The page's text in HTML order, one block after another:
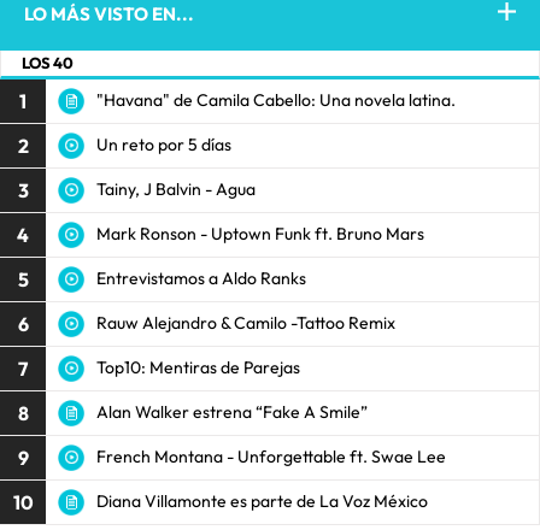
LO MÁS VISTO EN...
LOS 40
1 "Havana" de Camila Cabello: Una novela latina.
2 Un reto por 5 días
3 Tainy, J Balvin - Agua
4 Mark Ronson - Uptown Funk ft. Bruno Mars
5 Entrevistamos a Aldo Ranks
6 Rauw Alejandro & Camilo -Tattoo Remix
7 Top10: Mentiras de Parejas
8 Alan Walker estrena “Fake A Smile”
9 French Montana - Unforgettable ft. Swae Lee
10 Diana Villamonte es parte de La Voz México